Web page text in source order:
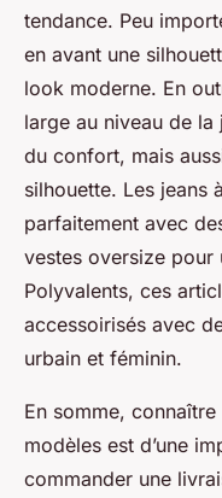
tendance. Peu
en avant une
look moderne. En
large au niveau de
du confort, mais
silhouette. Les jeans
parfaitement avec
vestes oversize pour
Polyvalents, ces
accessoirisés avec
urbain et féminin.
En somme,
modèles est d’une
commander une